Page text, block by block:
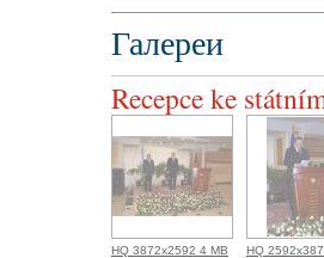
Галереи
Recepce ke
HQ 3872x2592 4 MB HQ